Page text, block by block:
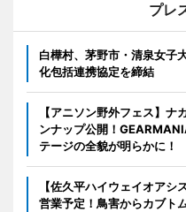
プレ
白樺村、茅野市・清泉女
化包括連携協定を締結
【アニソン野外フェス】
ンナップ公開！
テージの全貌が明らかに！
【佐久平ハイウェイオア
営業予定！鳥害からカブト